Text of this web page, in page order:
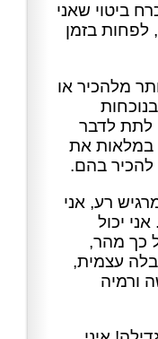
ביטוי שאני
, לפחות בזמן
מלהכיר או
לתת לדבר
במלאות את
להכיר בהם.
רע, אני
יכול
כך מהר,
עצמית,
ורמיה